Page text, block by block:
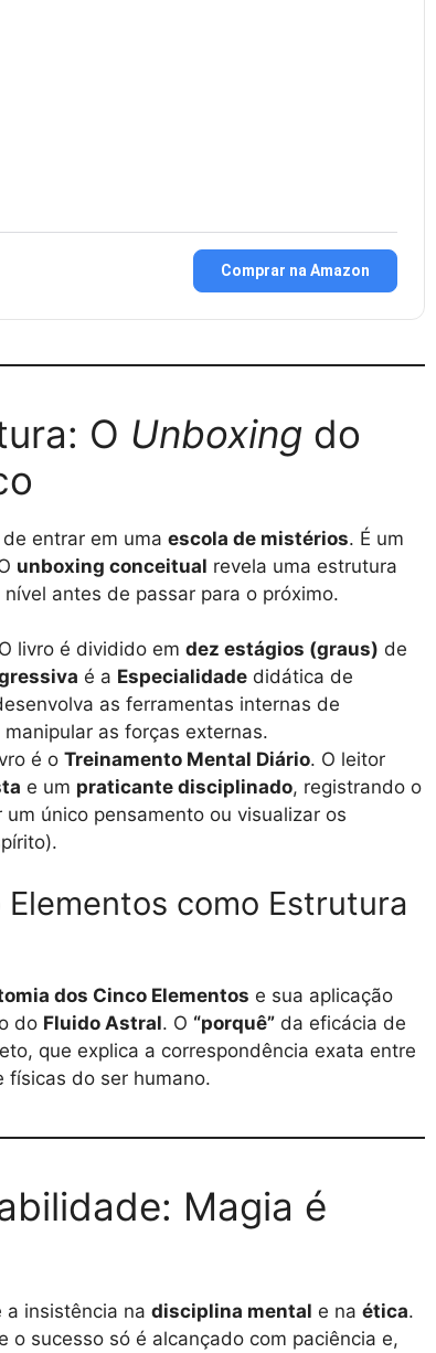
Comprar na Amazon
O Unboxing do
de entrar em uma escola de mistérios. É um
unboxing conceitual revela uma estrutura
antes de passar para o próximo.
O livro é dividido em dez estágios (graus) de
é a Especialidade didática de
as ferramentas internas de
as forças externas.
é o Treinamento Mental Diário. O leitor
e um praticante disciplinado, registrando o
único pensamento ou visualizar os
como Estrutura
dos Cinco Elementos e sua aplicação
do Fluido Astral. O “porquê” da eficácia de
que explica a correspondência exata entre
físicas do ser humano.
Magia é
insistência na disciplina mental e na ética.
o sucesso só é alcançado com paciência e,